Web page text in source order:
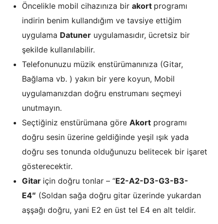
Öncelikle mobil cihazınıza bir akort programı
indirin benim kullandığım ve tavsiye ettiğim
uygulama Datuner uygulamasıdır, ücretsiz bir
şekilde kullanılabilir.
Telefonunuzu müzik enstürümanınıza (Gitar,
Bağlama vb. ) yakın bir yere koyun, Mobil
uygulamanızdan doğru enstrumanı seçmeyi
unutmayın.
Seçtiğiniz enstürümana göre Akort programı
doğru sesin üzerine geldiğinde yeşil ışık yada
doğru ses tonunda olduğunuzu belitecek bir işaret
gösterecektir.
Gitar için doğru tonlar – “E2-A2-D3-G3-B3-
E4″ (Soldan sağa doğru gitar üzerinde yukardan
aşşağı doğru, yani E2 en üst tel E4 en alt teldir.